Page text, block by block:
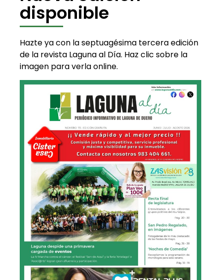
disponible
Hazte ya con la septuagésima tercera edición
de la revista Laguna al Día. Haz clic sobre la
imagen para verla online.